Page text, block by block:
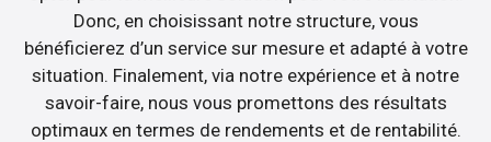
Donc, en choisissant notre structure, vous
bénéficierez d’un service sur mesure et adapté à votre
situation. Finalement, via notre expérience et à notre
savoir-faire, nous vous promettons des résultats
optimaux en termes de rendements et de rentabilité.